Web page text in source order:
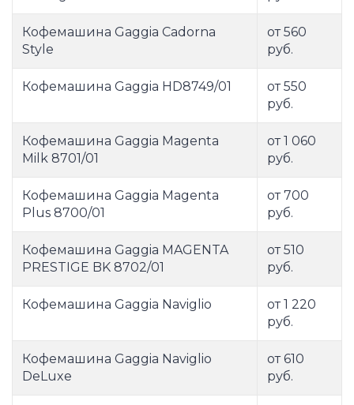
Кофемашина Gaggia Cadorna
Style
от 560
руб.
Кофемашина Gaggia HD8749/01
от 550
руб.
Кофемашина Gaggia Magenta
Milk 8701/01
от 1 060
руб.
Кофемашина Gaggia Magenta
Plus 8700/01
от 700
руб.
Кофемашина Gaggia MAGENTA
PRESTIGE BK 8702/01
от 510
руб.
Кофемашина Gaggia Naviglio
от 1 220
руб.
Кофемашина Gaggia Naviglio
DeLuxe
от 610
руб.